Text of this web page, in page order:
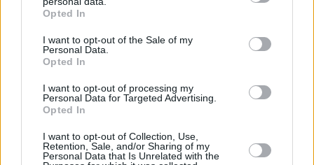
grant or deny consent to Google and its third-party tags to
use your data for below specified purposes in below Google
consent section.
Opted In
I want to opt-out of the Sale of my
Personal Data.
Opted In
I want to opt-out of processing my
Personal Data for Targeted Advertising.
Opted In
I want to opt-out of Collection, Use,
Retention, Sale, and/or Sharing of my
Personal Data that Is Unrelated with the
Άκυρες οι εγκύκλιοι που δεν αναρτώνται, υποχρεωτική
Στην Εισαγγελία από τη ΓΑΔΑ οδηγείται η 46χρονη που
πριν 18 λεπτά
Αλλάζει στρατηγική η Honda για την Ευρώπη
πριν 22 λεπτά
Γιάννης Βαρδής για τον πατέρα του: Αν σου πω ότι δεν
πριν 23 λεπτά